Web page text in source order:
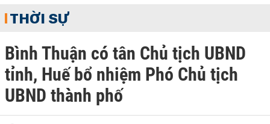
THỜI SỰ
Bình Thuận có tân Chủ tịch UBND
tỉnh, Huế bổ nhiệm Phó Chủ tịch
UBND thành phố